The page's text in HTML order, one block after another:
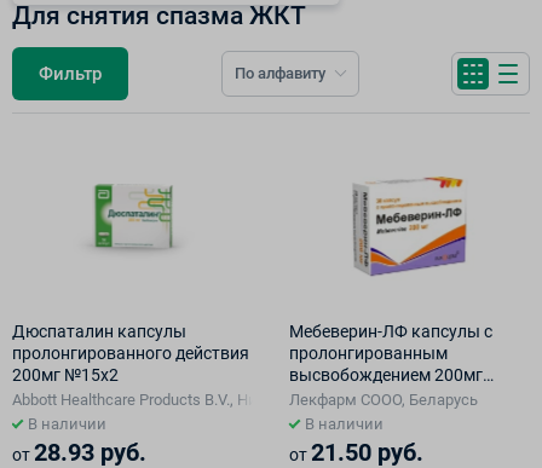
Для снятия спазма ЖКТ
Фильтр По алфавиту
Дюспаталин капсулы
пролонгированного действия
200мг №15х2
Abbott Healthcare Products B.V., Нидерланды/Mylan Laboratories SAS,
В наличии
от28.93 руб.
Мебеверин-ЛФ капсулы с
пролонгированным
высвобождением 200мг
№10х3
Лекфарм СООО, Беларусь
В наличии
от21.50 руб.